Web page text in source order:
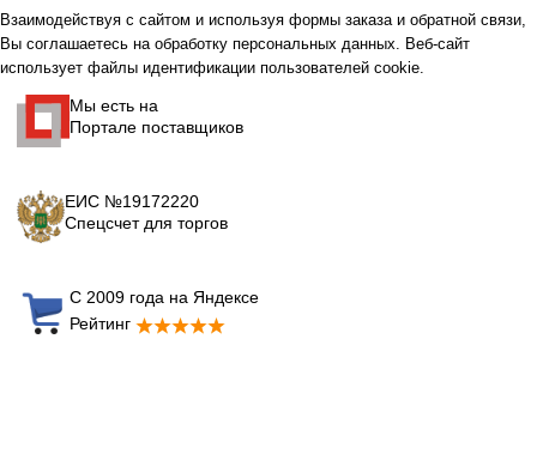
Взаимодействуя с сайтом и используя формы заказа и обратной связи,
Вы соглашаетесь на обработку персональных данных. Веб-сайт
использует файлы идентификации пользователей cookie.
Мы есть на
Портале поставщиков
ЕИС №19172220
Спецсчет для торгов
С 2009 года на Яндексе
Рейтинг